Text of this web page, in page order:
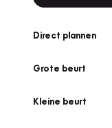
Direct plannen
Grote beurt
Kleine beurt